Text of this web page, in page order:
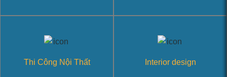
Thi Công Nội Thất Interior design